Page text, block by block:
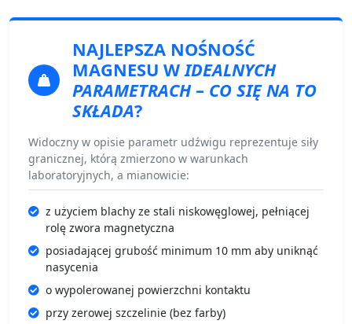
NAJLEPSZA NOŚNOŚĆ
MAGNESU WIDEALNYCH
PARAMETRACH– CO SIĘ NA TO
SKŁADA?
Widoczny w opisie parametr udźwigu reprezentuje siły
granicznej, którą zmierzono w warunkach
laboratoryjnych, a mianowicie:
z użyciem blachy ze stali niskowęglowej, pełniącej
rolę zwora magnetyczna
posiadającej grubość minimum 10 mm aby uniknąć
nasycenia
o wypolerowanej powierzchni kontaktu
przy zerowej szczelinie (bez farby)